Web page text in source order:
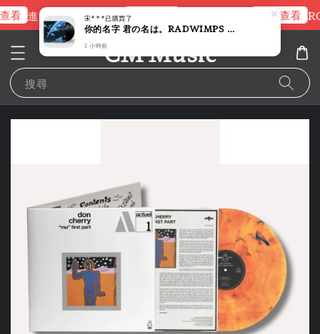
看 進擊的巨人片頭曲 立即查看 立即查看
CM Music
搜尋
宋***已購買了
你的名字 君の名は。RADWIMPS 原聲帶 【新海誠｜2027/4月 再版】（黑膠唱片 2LP）
1 小時前